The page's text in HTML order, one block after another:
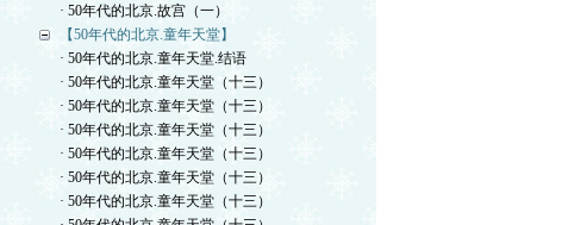
· 50年代的北京.故宫（一）
【50年代的北京.童年天堂】
· 50年代的北京.童年天堂.结语
· 50年代的北京.童年天堂（十三）
· 50年代的北京.童年天堂（十三）
· 50年代的北京.童年天堂（十三）
· 50年代的北京.童年天堂（十三）
· 50年代的北京.童年天堂（十三）
· 50年代的北京.童年天堂（十三）